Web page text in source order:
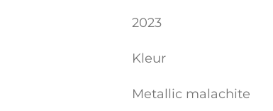
2023
Kleur
Metallic malachite